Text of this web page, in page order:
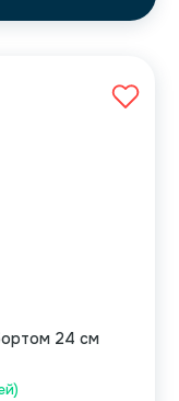
24 см